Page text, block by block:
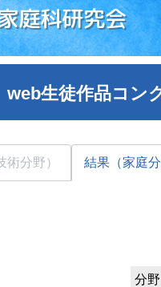
庭科研究会
生徒作品コン
術分野） 結果（家庭
分